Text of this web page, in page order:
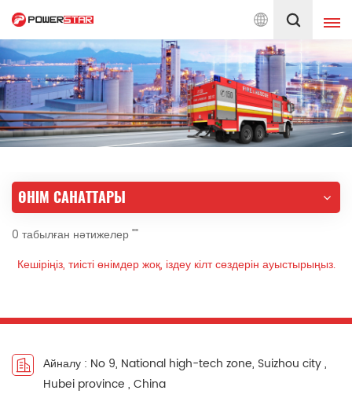
өрт сөндіру автокөліктеріне қызмет көрсетуге берілген
Қазақ
English français
Deutsch русский
português
العربية
한국의 Türkçe
中文
ӨНІМ САНАТТАРЫ
0 табылған нәтижелер ""
Кешіріңіз, тиісті өнімдер жоқ, іздеу кілт сөздерін ауыстырыңыз.
Айналу : No 9, National high-tech zone, Suizhou city ,
Hubei province , China